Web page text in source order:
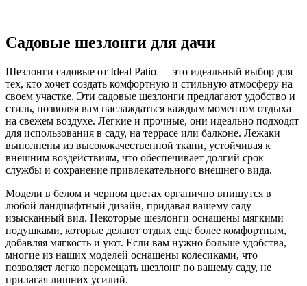
Садовые шезлонги для дачи
Шезлонги садовые от Ideal Patio — это идеальный выбор для
тех, кто хочет создать комфортную и стильную атмосферу на
своем участке. Эти садовые шезлонги предлагают удобство и
стиль, позволяя вам наслаждаться каждым моментом отдыха
на свежем воздухе. Легкие и прочные, они идеально подходят
для использования в саду, на террасе или балконе. Лежаки
выполнены из высококачественной ткани, устойчивая к
внешним воздействиям, что обеспечивает долгий срок
службы и сохранение привлекательного внешнего вида.
Модели в белом и черном цветах органично впишутся в
любой ландшафтный дизайн, придавая вашему саду
изысканный вид. Некоторые шезлонги оснащены мягкими
подушками, которые делают отдых еще более комфортным,
добавляя мягкость и уют. Если вам нужно больше удобства,
многие из наших моделей оснащены колесиками, что
позволяет легко перемещать шезлонг по вашему саду, не
прилагая лишних усилий.